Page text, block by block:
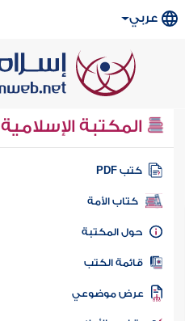
عربي
المكتبة الإسلامية
كتب PDF
كتاب الأمة
المكتبة
الكتب